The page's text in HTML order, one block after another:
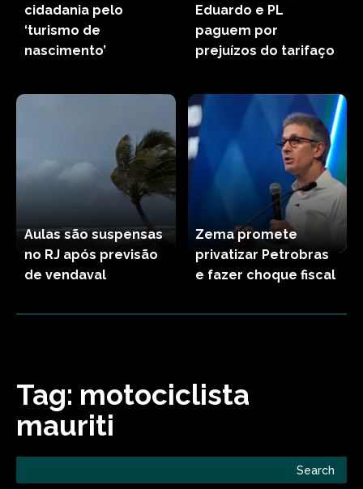
cidadania pelo
‘turismo de
nascimento’
Eduardo e PL
paguem por
prejuízos do tarifaço
Aulas são suspensas
no RJ após previsão
de vendaval
Zema promete
privatizar Petrobras
e fazer choque fiscal
Tag: motociclista
mauriti
Search